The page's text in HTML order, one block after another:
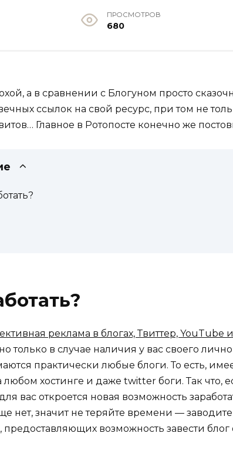
ПРОСМОТРОВ
680
а в сравнении с Блогуном просто
ссылок на свой ресурс, при том не
Главное в Ротопосте конечно же
реклама в блогах, Твиттер, YouTube
только в случае наличия у вас своего
практически любые блоги. То есть,
хостинге и даже twitter боги. Так что,
вас откроется новая возможность
нет, значит не теряйте времени —
предоставляющих возможность завести